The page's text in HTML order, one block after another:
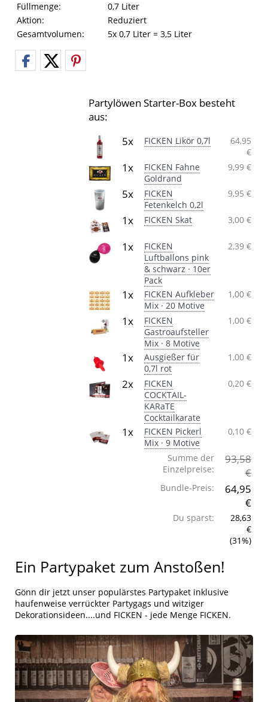
Füllmenge:
0,7 Liter
Aktion:
Reduziert
Gesamtvolumen:
5x 0,7 Liter = 3,5 Liter
Partylöwen Starter-Box besteht
aus:
5x
FICKEN Likör 0,7l
64,95
€
1x
FICKEN Fahne
Goldrand
9,99 €
5x
FICKEN
Fetenkelch 0,2l
9,95 €
1x FICKEN Skat 3,00 €
1x
FICKEN
Luftballons pink
& schwarz · 10er
Pack
2,39 €
1x
FICKEN Aufkleber
Mix · 20 Motive
1,00 €
1x
FICKEN
Gastroaufsteller
Mix · 8 Motive
1,00 €
1x
Ausgießer für
0,7l rot
1,00 €
2x
FICKEN
COCKTAIL-
KARaTE
Cocktailkarate
0,20 €
1x
FICKEN Pickerl
Mix · 9 Motive
0,10 €
Summe der
Einzelpreise:
93,58
€
Bundle-Preis:
64,95
€
Du sparst:
28,63
€
(31%)
Ein Partypaket zum Anstoßen!
Gönn dir jetzt unser populärstes Partypaket inklusive
haufenweise verrückter Partygags und witziger
Dekorationsideen....und FICKEN - jede Menge FICKEN.